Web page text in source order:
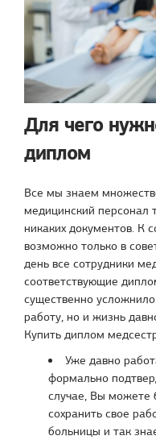
Для чего
диплом
Все мы знаем
медицинский персонал
никаких документов. К
возможно только в
день все сотрудники
соответствующие
существенно
работу, но и жизнь
Купить диплом
Уже давно
формально
случае, Вы можете
сохранить свое
больницы и так